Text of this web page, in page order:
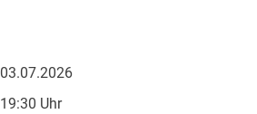
03.07.2026
19:30 Uhr